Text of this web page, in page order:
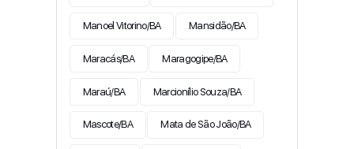
Manoel Vitorino/BA Mansidão/BA
Maracás/BA Maragogipe/BA
Maraú/BA Marcionílio Souza/BA
Mascote/BA Mata de São João/BA